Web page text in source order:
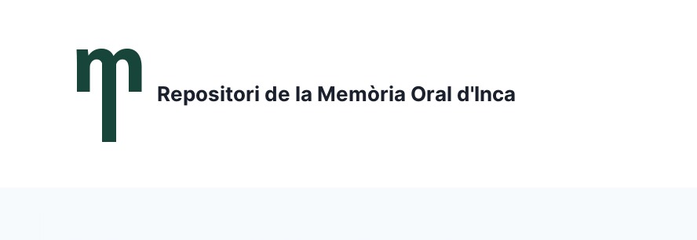
Repositori de la Memòria Oral d'Inca